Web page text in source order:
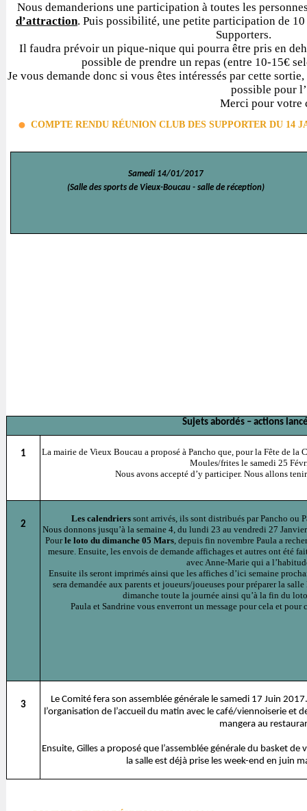
Nous demanderions une participation à toutes les
d’attraction. Puis possibilité, une petite participation de
Supporters.
Il faudra prévoir un pique-nique qui pourra être pris en
possible de prendre un repas (entre 10-15€
Je vous demande donc si vous êtes intéressés par cette
possible pour
Merci pour votre
COMPTE RENDU RÉUNION CLUB DES SUPPORTER DU 14
Samedi 14/01/2017
(Salle des sports de Vieux-Boucau - salle de réception)
Sujets abordés – actions
1
La mairie de Vieux Boucau a proposé à Pancho que, pour la Fête de
Moules/frites le samedi 25
Nous avons accepté d’y participer. Nous allons
2
Les calendriers sont arrivés, ils sont distribués par Pancho ou
Nous donnons jusqu’à la semaine 4, du lundi 23 au vendredi 27
Pourle loto du dimanche 05 Mars, depuis fin novembre Paula a
mesure. Ensuite, les envois de demande affichages et autres ont été
avec Anne-Marie qui a
Ensuite ils seront imprimés ainsi que les affiches d’ici semaine
sera demandée aux parents et joueurs/joueuses pour préparer la
dimanche toute la journée ainsi qu’à la fin du
Paula et Sandrine vous enverront un message pour cela et
3
Le Comité fera son assemblée générale le samedi 17 Juin
l’organisation de l’accueil du matin avec le café/viennoiserie et
mangera au
Ensuite, Gilles a proposé que l’assemblée générale du basket
la salle est déjà prise les week-end en juin